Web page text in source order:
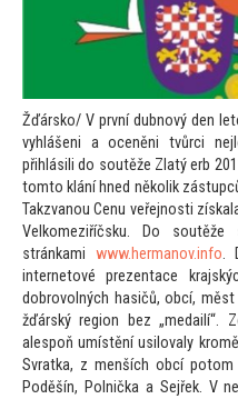
Žďársko/ V první dubnový den le
vyhlášeni a oceněni tvůrci
přihlásili do soutěže Zlatý erb
tomto klání hned několik
Takzvanou Cenu veřejnosti
Velkomeziříčsku. Do
stránkami www.hermanov.info.
internetové prezentace
dobrovolných hasičů, obcí,
žďárský region bez „medailí“.
alespoň umístění usilovaly
Svratka, z menších obcí potom
Poděšín, Polnička a Sejřek. V